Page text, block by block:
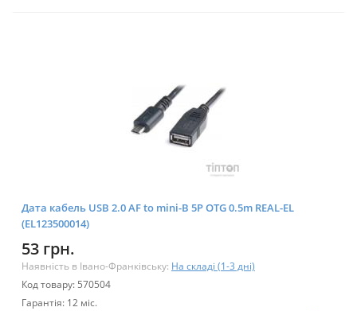
Дата кабель USB 2.0 AF to mini-B 5P OTG 0.5m REAL-EL
(EL123500014)
53 грн.
Наявність в Івано-Франківську: На складі (1-3 дні)
Код товару: 570504
Гарантія: 12 міс.